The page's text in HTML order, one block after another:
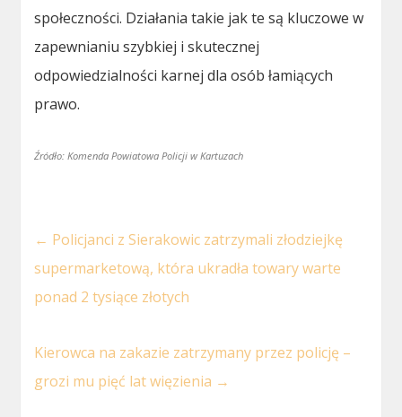
społeczności. Działania takie jak te są kluczowe w
zapewnianiu szybkiej i skutecznej
odpowiedzialności karnej dla osób łamiących
prawo.
Źródło: Komenda Powiatowa Policji w Kartuzach
← Policjanci z Sierakowic zatrzymali złodziejkę
supermarketową, która ukradła towary warte
ponad 2 tysiące złotych
Kierowca na zakazie zatrzymany przez policję –
grozi mu pięć lat więzienia →